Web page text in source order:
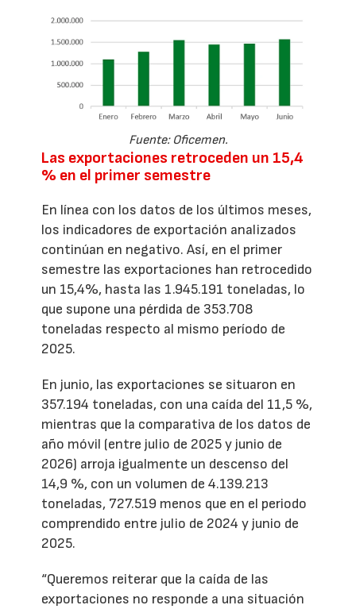
Fuente: Oficemen.
Las exportaciones retroceden un 15,4
% en el primer semestre
En línea con los datos de los últimos meses,
los indicadores de exportación analizados
continúan en negativo. Así, en el primer
semestre las exportaciones han retrocedido
un 15,4%, hasta las 1.945.191 toneladas, lo
que supone una pérdida de 353.708
toneladas respecto al mismo período de
2025.
En junio, las exportaciones se situaron en
357.194 toneladas, con una caída del 11,5 %,
mientras que la comparativa de los datos de
año móvil (entre julio de 2025 y junio de
2026) arroja igualmente un descenso del
14,9 %, con un volumen de 4.139.213
toneladas, 727.519 menos que en el periodo
comprendido entre julio de 2024 y junio de
2025.
“Queremos reiterar que la caída de las
exportaciones no responde a una situación